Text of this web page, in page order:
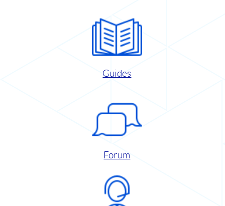
Guides
Forum